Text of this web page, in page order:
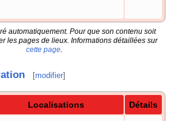
automatiquement. Pour que son contenu soit
les pages de lieux. Informations détaillées sur
cette page
[modifier]
Localisations Détails